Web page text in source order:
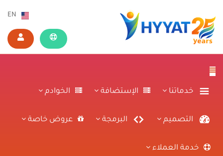
EN
خدماتنا الإستضافة الخوادم
التصميم البرمجة عروض خاصة
خدمة العملاء